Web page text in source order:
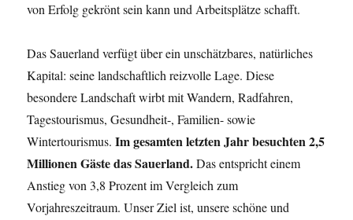
von Erfolg gekrönt sein kann und Arbeitsplätze schafft.
Das Sauerland verfügt über ein unschätzbares, natürliches
Kapital: seine landschaftlich reizvolle Lage. Diese
besondere Landschaft wirbt mit Wandern, Radfahren,
Tagestourismus, Gesundheit-, Familien- sowie
Wintertourismus.Im gesamten letzten Jahr besuchten 2,5
Millionen Gäste das Sauerland.Das entspricht einem
Anstieg von 3,8 Prozent im Vergleich zum
Vorjahreszeitraum. Unser Ziel ist, unsere schöne und